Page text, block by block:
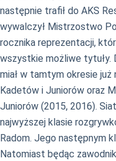
następnie trafił do AKS
wywalczył Mistrzostwo
rocznika reprezentacji,
wszystkie możliwe tytuły.
miał w tamtym okresie już
Kadetów i Juniorów oraz
Juniorów (2015, 2016).
najwyższej klasie
Radom. Jego następnym
Natomiast będąc